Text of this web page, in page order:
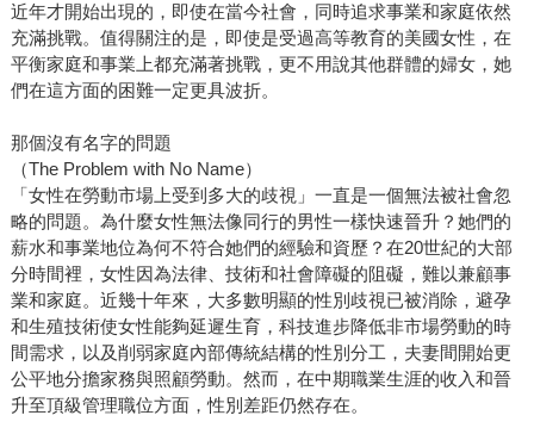
近年才開始出現的，即使在當今社會，同時追求事業和家庭依然
充滿挑戰。值得關注的是，即使是受過高等教育的美國女性，在
平衡家庭和事業上都充滿著挑戰，更不用說其他群體的婦女，她
們在這方面的困難一定更具波折。
那個沒有名字的問題
（The Problem with No Name）
「女性在勞動市場上受到多大的歧視」一直是一個無法被社會忽
略的問題。為什麼女性無法像同行的男性一樣快速晉升？她們的
薪水和事業地位為何不符合她們的經驗和資歷？在20世紀的大部
分時間裡，女性因為法律、技術和社會障礙的阻礙，難以兼顧事
業和家庭。近幾十年來，大多數明顯的性別歧視已被消除，避孕
和生殖技術使女性能夠延遲生育，科技進步降低非市場勞動的時
間需求，以及削弱家庭內部傳統結構的性別分工，夫妻間開始更
公平地分擔家務與照顧勞動。然而，在中期職業生涯的收入和晉
升至頂級管理職位方面，性別差距仍然存在。